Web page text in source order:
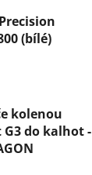
(bílé)
kolenou
G3 do kalhot -